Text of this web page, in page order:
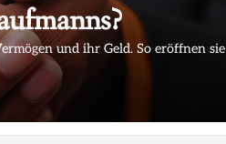
und ihr Geld. So eröffnen sie